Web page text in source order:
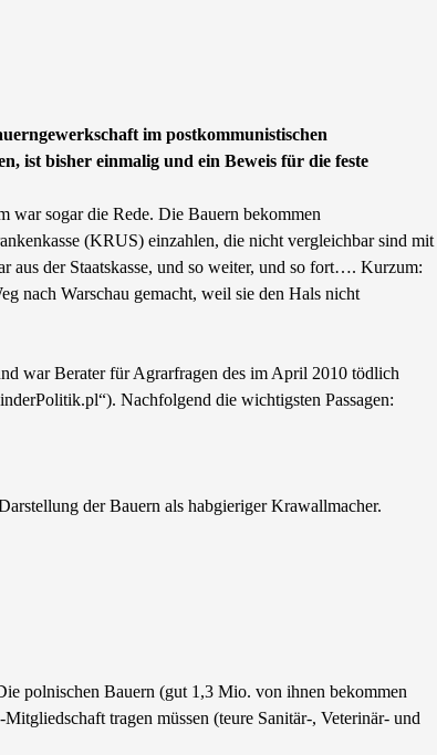
im postkommunistischen
ist bisher einmalig und ein Beweis für die feste
war sogar die Rede. Die Bauern bekommen
(KRUS) einzahlen, die nicht vergleichbar sind mit
aus der Staatskasse, und so weiter, und so fort…. Kurzum:
nach Warschau gemacht, weil sie den Hals nicht
war Berater für Agrarfragen des im April 2010 tödlich
Nachfolgend die wichtigsten Passagen:
der Bauern als habgieriger Krawallmacher.
polnischen Bauern (gut 1,3 Mio. von ihnen bekommen
tragen müssen (teure Sanitär-, Veterinär- und